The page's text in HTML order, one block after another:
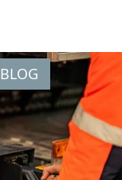
BLOG